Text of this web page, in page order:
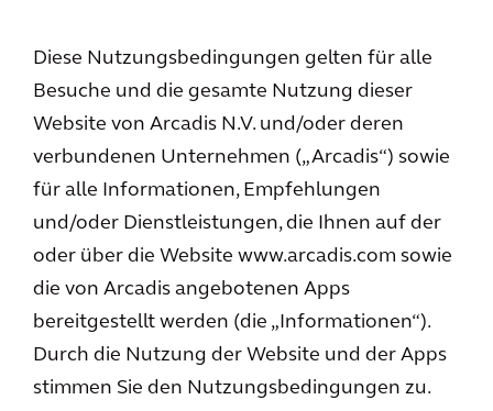
Diese Nutzungsbedingungen gelten für alle
Besuche und die gesamte Nutzung dieser
Website von Arcadis N.V. und/oder deren
verbundenen Unternehmen („Arcadis“) sowie
für alle Informationen, Empfehlungen
und/oder Dienstleistungen, die Ihnen auf der
oder über die Website www.arcadis.com sowie
die von Arcadis angebotenen Apps
bereitgestellt werden (die „Informationen“).
Durch die Nutzung der Website und der Apps
stimmen Sie den Nutzungsbedingungen zu.